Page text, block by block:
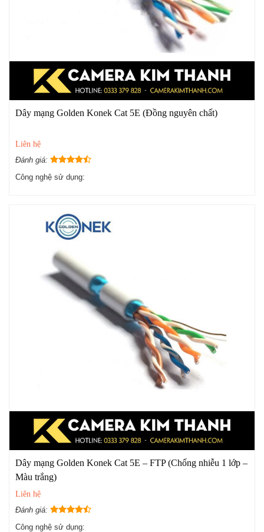
Dây mạng Golden Konek Cat 5E (Đồng nguyên chất)
Liên hệ
Đánh giá:
Công nghệ sử dụng:
Dây mạng Golden Konek Cat 5E – FTP (Chống nhiễu 1 lớp –
Màu trắng)
Liên hệ
Đánh giá:
Công nghệ sử dụng: